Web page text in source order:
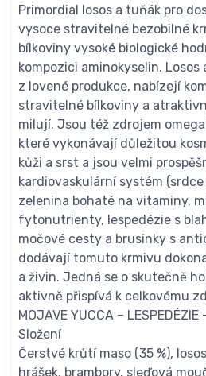
Primordial losos a tuňák pro
vysoce stravitelné bezobilné
bílkoviny vysoké biologické
kompozici aminokyselin.
z lovené produkce, nabízejí
stravitelné bílkoviny a
milují. Jsou též zdrojem
které vykonávají důležitou
kůži a srst a jsou velmi
kardiovaskulární systém (srdce
zelenina bohaté na vitaminy,
fytonutrienty, lespedézie s
močové cesty a brusinky s
dodávají tomuto krmivu
a živin. Jedná se o skutečně
aktivně přispívá k celkovému
MOJAVE YUCCA – LESPEDÉZIE
Složení
Čerstvé krůtí maso (35 %),
hrášek, brambory, sleďová